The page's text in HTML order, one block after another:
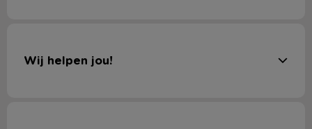
Wij helpen jou!